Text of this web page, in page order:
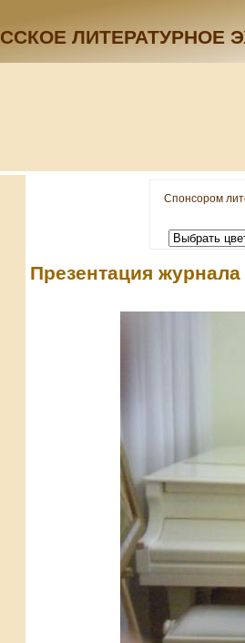
ЛИТЕРАТУРНОЕ
Спонсором
Презентация